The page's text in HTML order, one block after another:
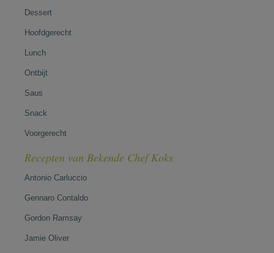
Dessert
Hoofdgerecht
Lunch
Ontbijt
Saus
Snack
Voorgerecht
Recepten van Bekende Chef Koks
Antonio Carluccio
Gennaro Contaldo
Gordon Ramsay
Jamie Oliver